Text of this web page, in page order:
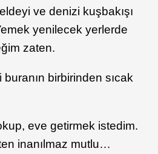
ve denizi kuşbakışı
yenilecek yerlerde
zaten.
birbirinden sıcak
eve getirmek istedim.
inanılmaz mutlu…